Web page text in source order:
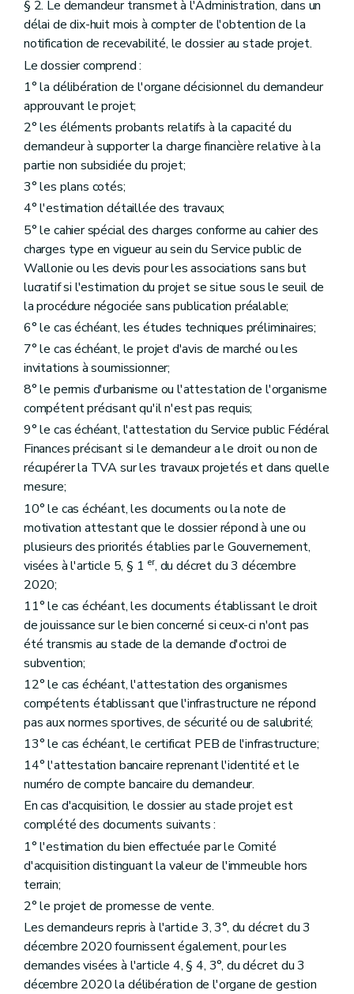
§ 2. Le demandeur transmet à l'Administration, dans un
délai de dix-huit mois à compter de l'obtention de la
notification de recevabilité, le dossier au stade projet.
Le dossier comprend :
1° la délibération de l'organe décisionnel du demandeur
approuvant le projet;
2° les éléments probants relatifs à la capacité du
demandeur à supporter la charge financière relative à la
partie non subsidiée du projet;
3° les plans cotés;
4° l'estimation détaillée des travaux;
5° le cahier spécial des charges conforme au cahier des
charges type en vigueur au sein du Service public de
Wallonie ou les devis pour les associations sans but
lucratif si l'estimation du projet se situe sous le seuil de
la procédure négociée sans publication préalable;
6° le cas échéant, les études techniques préliminaires;
7° le cas échéant, le projet d'avis de marché ou les
invitations à soumissionner;
8° le permis d'urbanisme ou l'attestation de l'organisme
compétent précisant qu'il n'est pas requis;
9° le cas échéant, l'attestation du Service public Fédéral
Finances précisant si le demandeur a le droit ou non de
récupérer la TVA sur les travaux projetés et dans quelle
mesure;
10° le cas échéant, les documents ou la note de
motivation attestant que le dossier répond à une ou
plusieurs des priorités établies par le Gouvernement,
visées à l'article 5, § 1 er, du décret du 3 décembre
2020;
11° le cas échéant, les documents établissant le droit
de jouissance sur le bien concerné si ceux-ci n'ont pas
été transmis au stade de la demande d'octroi de
subvention;
12° le cas échéant, l'attestation des organismes
compétents établissant que l'infrastructure ne répond
pas aux normes sportives, de sécurité ou de salubrité;
13° le cas échéant, le certificat PEB de l'infrastructure;
14° l'attestation bancaire reprenant l'identité et le
numéro de compte bancaire du demandeur.
En cas d'acquisition, le dossier au stade projet est
complété des documents suivants :
1° l'estimation du bien effectuée par le Comité
d'acquisition distinguant la valeur de l'immeuble hors
terrain;
2° le projet de promesse de vente.
Les demandeurs repris à l'article 3, 3°, du décret du 3
décembre 2020 fournissent également, pour les
demandes visées à l'article 4, § 4, 3°, du décret du 3
décembre 2020 la délibération de l'organe de gestion